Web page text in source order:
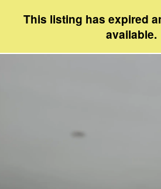
This listing has expired
available.